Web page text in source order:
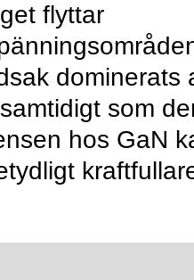
flyttar
dominerats
som
hos GaN